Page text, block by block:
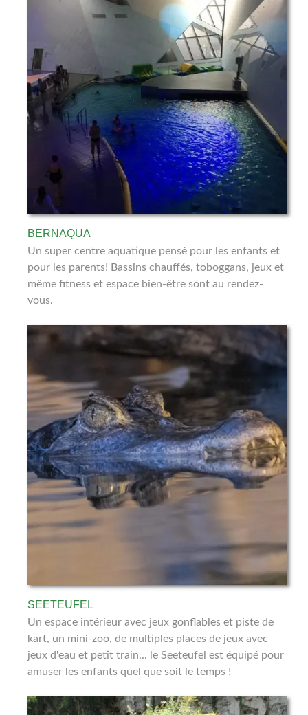
BERNAQUA
Un super centre aquatique pensé pour les enfants et
pour les parents! Bassins chauffés, toboggans, jeux et
même fitness et espace bien-être sont au rendez-
vous.
SEETEUFEL
Un espace intérieur avec jeux gonflables et piste de
kart, un mini-zoo, de multiples places de jeux avec
jeux d'eau et petit train... le Seeteufel est équipé pour
amuser les enfants quel que soit le temps !